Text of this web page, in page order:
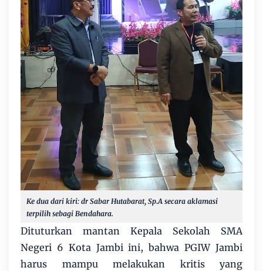
Ke dua dari kiri: dr Sabar Hutabarat, Sp.A secara aklamasi
terpilih sebagi Bendahara.
Dituturkan mantan Kepala Sekolah SMA
Negeri 6 Kota Jambi ini, bahwa PGIW Jambi
harus mampu melakukan kritis yang